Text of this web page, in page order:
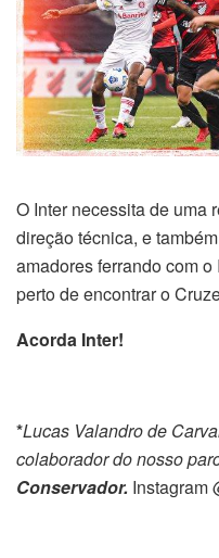
O Inter necessita de uma
direção técnica, e
amadores ferrando com
perto de encontrar o
Acorda Inter!
*Lucas Valandro de
colaborador do nosso
Conservador. Instagram